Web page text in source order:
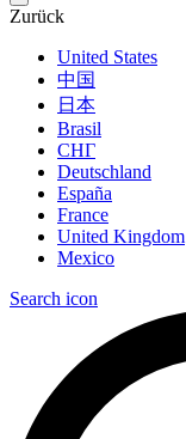
Zurück
United States
中国
日本
Brasil
СНГ
Deutschland
España
France
United Kingdom
Mexico
Search icon